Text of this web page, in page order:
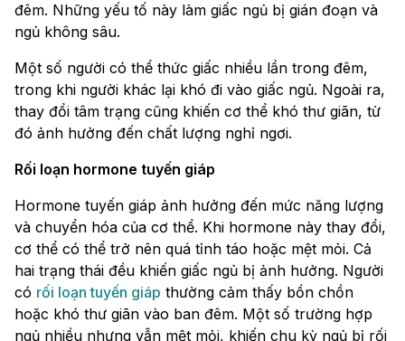
đêm. Những yếu tố này làm giấc ngủ bị gián đoạn và
ngủ không sâu.
Một số người có thể thức giấc nhiều lần trong đêm,
trong khi người khác lại khó đi vào giấc ngủ. Ngoài ra,
thay đổi tâm trạng cũng khiến cơ thể khó thư giãn, từ
đó ảnh hưởng đến chất lượng nghỉ ngơi.
Rối loạn hormone tuyến giáp
Hormone tuyến giáp ảnh hưởng đến mức năng lượng
và chuyển hóa của cơ thể. Khi hormone này thay đổi,
cơ thể có thể trở nên quá tỉnh táo hoặc mệt mỏi. Cả
hai trạng thái đều khiến giấc ngủ bị ảnh hưởng. Người
có rối loạn tuyến giáp thường cảm thấy bồn chồn
hoặc khó thư giãn vào ban đêm. Một số trường hợp
ngủ nhiều nhưng vẫn mệt mỏi, khiến chu kỳ ngủ bị rối